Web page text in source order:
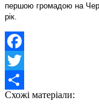
першою громадою на
рік.
Facebook
Twitter
Share
Схожі матеріали: